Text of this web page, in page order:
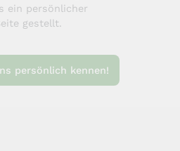
ein persönlicher
gestellt.
persönlich kennen!